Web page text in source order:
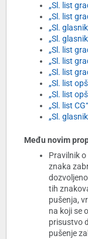
„Sl. list
„Sl. list
„Sl.
„Sl.
„Sl. list
„Sl. list
„Sl. list
„Sl. list
„Sl. list
„Sl. list
„Sl.
Među novim
Pravilnik
znaka
tih
pušenja,
na koji se
prisustvo
pušenje